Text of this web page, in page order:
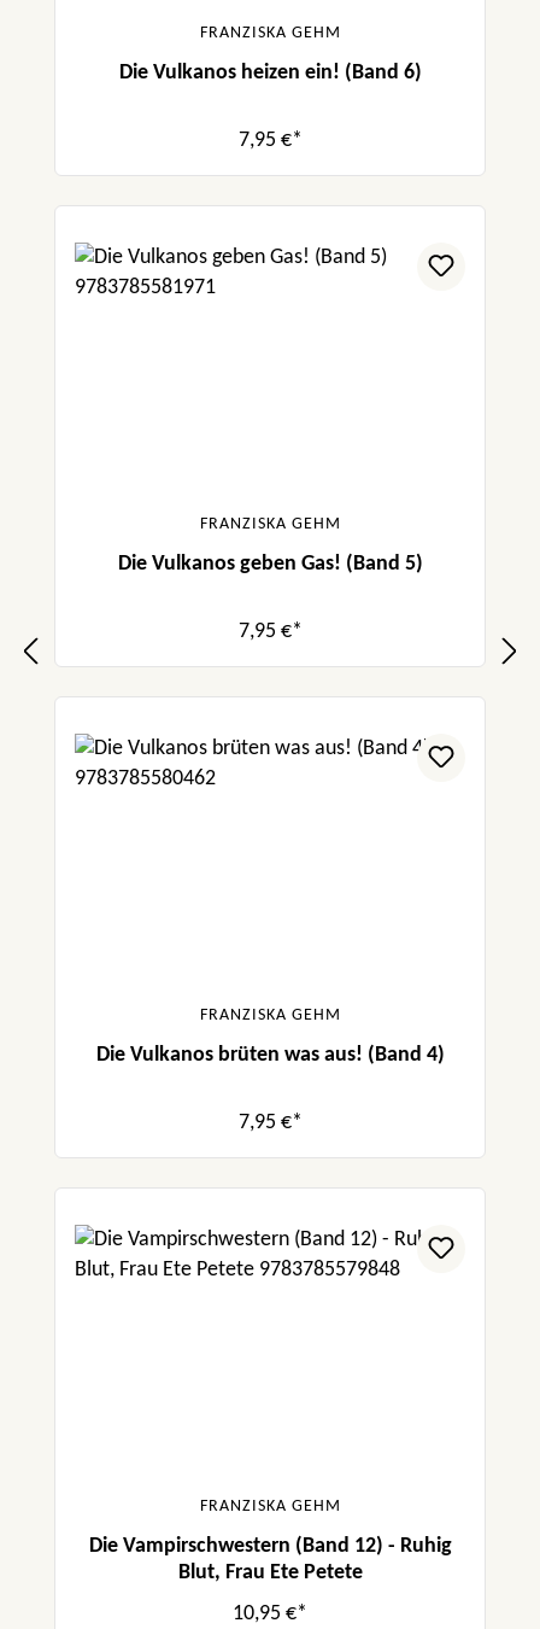
FRANZISKA GEHM
Die Vulkanos heizen ein! (Band 6)
7,95 €*
FRANZISKA GEHM
Die Vulkanos geben Gas! (Band 5)
7,95 €*
FRANZISKA GEHM
Die Vulkanos brüten was aus! (Band 4)
7,95 €*
FRANZISKA GEHM
Die Vampirschwestern (Band 12) - Ruhig
Blut, Frau Ete Petete
10,95 €*